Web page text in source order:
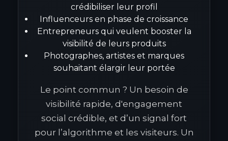
crédibiliser leur profil
Influenceurs en phase de croissance
Entrepreneurs qui veulent booster la
visibilité de leurs produits
Photographes, artistes et marques
souhaitant élargir leur portée
Le point commun ? Un besoin de
visibilité rapide, d'engagement
social crédible, et d’un signal fort
pour l’algorithme et les visiteurs. Un